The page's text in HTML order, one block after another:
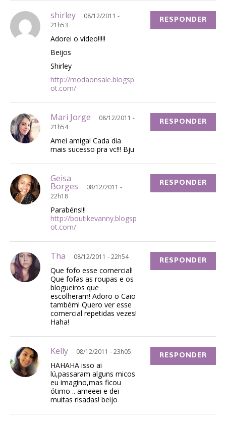
shirley
08/12/2011 -
21h53
Adorei o vídeo!!!!!
Beijos
Shirley
http://modaonsale.blogsp
ot.com/
RESPONDER
Mari Jorge
08/12/2011 -
21h54
Amei amiga! Cada dia
mais sucesso pra vc!!! Bju
RESPONDER
Geisa
Borges
08/12/2011 -
22h18
Parabéns!!!
http://boutikevanny.blogsp
ot.com/
RESPONDER
Tha 08/12/2011 - 22h54
Que fofo esse comercial!
Que fofas as roupas e os
blogueiros que
escolheram! Adoro o Caio
também! Quero ver esse
comercial repetidas vezes!
Haha!
RESPONDER
Kelly 08/12/2011 - 23h05
HAHAHA isso ai
lú,passaram alguns micos
eu imagino,mas ficou
ótimo .. ameeei e dei
muitas risadas! beijo
RESPONDER